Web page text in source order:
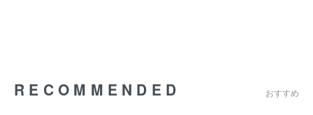
RECOMMENDED おすすめ